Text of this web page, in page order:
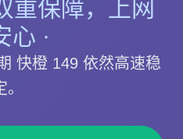
重保障，上网
心 ·
快橙 149 依然高速稳
。